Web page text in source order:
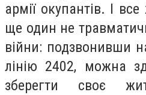
армії окупантів. І
ще один не
війни: подзвонивши
лінію 2402, можна
зберегти своє